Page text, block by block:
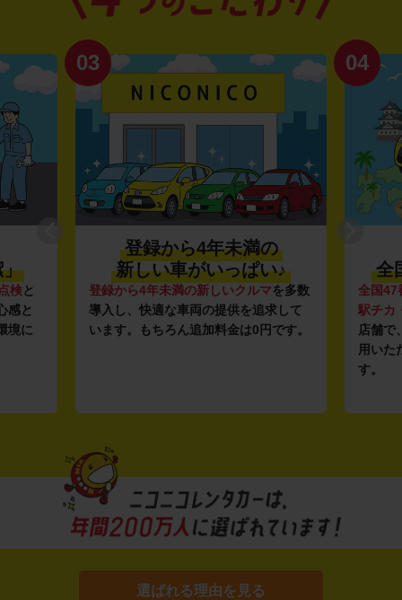
」
検と
感と
境に
03
登録から4年未満の
新しい車がいっぱい♪
登録から4年未満の新しいクルマを多数
導入し、快適な車両の提供を追求して
います。もちろん追加料金は0円です。
04
全
全国47
駅チカ
店舗で
用いた
す。
選ばれる理由を見る